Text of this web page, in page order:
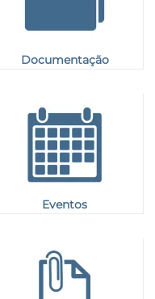
Documentação
Eventos